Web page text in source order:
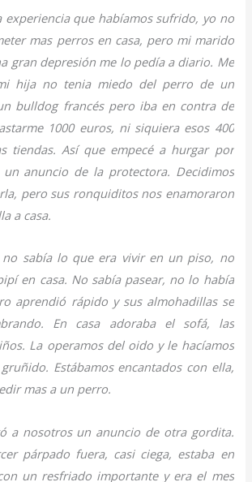
experiencia que habíamos sufrido, yo no
mas perros en casa, pero mi marido
gran depresión me lo pedía a diario. Me
hija no tenia miedo del perro de un
bulldog francés pero iba en contra de
1000 euros, ni siquiera esos 400
tiendas. Así que empecé a hurgar por
anuncio de la protectora. Decidimos
pero sus ronquiditos nos enamoraron
a casa.
no sabía lo que era vivir en un piso, no
en casa. No sabía pasear, no lo había
aprendió rápido y sus almohadillas se
En casa adoraba el sofá, las
La operamos del oido y le hacíamos
Estábamos encantados con ella,
mas a un perro.
a nosotros un anuncio de otra gordita.
párpado fuera, casi ciega, estaba en
un resfriado importante y era el mes